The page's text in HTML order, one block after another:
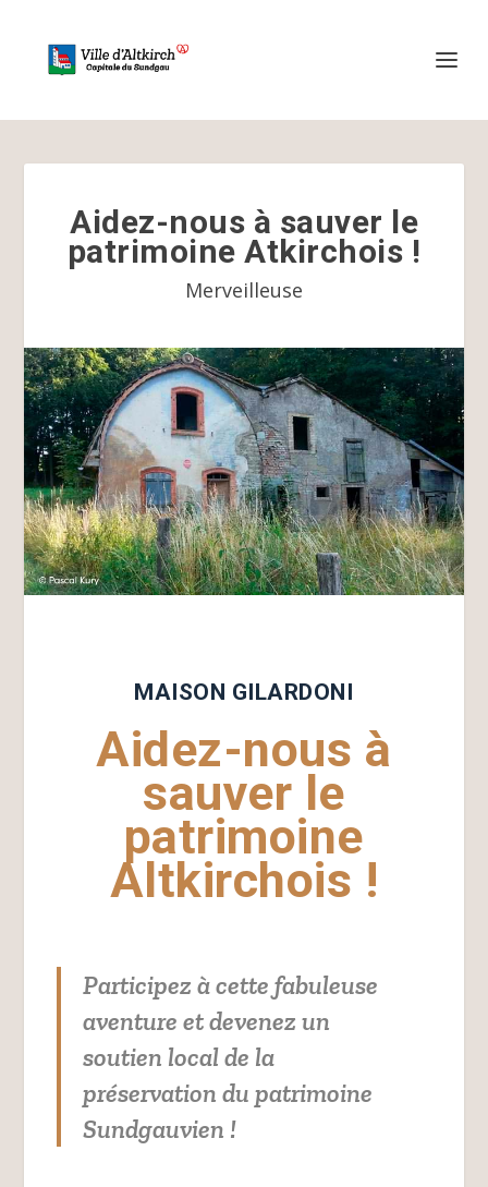
Aidez-nous à sauver le
patrimoine Atkirchois !
Merveilleuse
MAISON GILARDONI
Aidez-nous à
sauver le
patrimoine
Altkirchois !
Participez à cette fabuleuse
aventure et devenez un
soutien local de la
préservation du patrimoine
Sundgauvien !